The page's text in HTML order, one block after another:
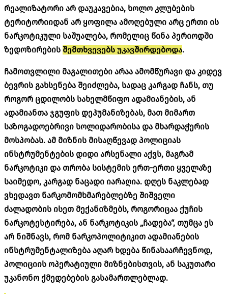
რეალიზატორი არ დაუკავებია, ხოლო კლუბების
ტერიტორიიდან არ ყოფილა ამოღებული არც ერთი ის
ნარკოტიკული საშუალება, რომელიც წინა პერიოდში
ზედოზირების შემთხვევებს უკავშირდებოდა.
ჩამოთვლილი მაგალითები არაა ამომწურავი და კიდევ
ბევრის გახსენება შეიძლება, სადაც კარგად ჩანს, თუ
როგორ ცდილობს სახელმწიფო ადამიანების, ან
ადამიანთა ჯგუფის დეჰუმანიზებას, მათ მიმართ
საზოგადოებრივი სოლიდარობისა და მხარდაჭერის
მოსპობას. ამ მიზნის მისაღწევად პოლიციას
ინსტრუმენტების დიდი არსენალი აქვს, მაგრამ
ნარკოტიკი და თრობა სისტემის ერთ-ერთი ყველაზე
საიმედო, კარგად ნაცადი იარაღია. დღეს ნაკლებად
ვხედავთ ნარკომომხმარებლებზე შიშველი
ძალადობის ისეთ მექანიზმებს, როგორიცაა ქუჩის
ნარკოტესტირება, ან ნარკოტიკის „ჩადება“, თუმცა ეს
არ ნიშნავს, რომ ნარკოპოლიტიკით ადამიანების
ინსტრუმენტალიზება აღარ ხდება წინასაარჩევნოდ,
პოლიციის ოპერატიული მიზნებისთვის, ან საკუთარი
უკანონო ქმედებების გასამართლებლად.